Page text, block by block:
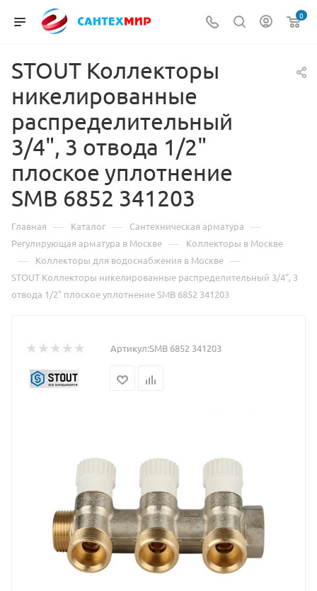
0
STOUT Коллекторы
никелированные
распределительный
3/4", 3 отвода 1/2"
плоское уплотнение
SMB 6852 341203
Главная — Каталог — Сантехническая арматура —
Регулирующая арматура в Москве — Коллекторы в Москве
— Коллекторы для водоснабжения в Москве —
STOUT Коллекторы никелированные распределительный 3/4", 3
отвода 1/2" плоское уплотнение SMB 6852 341203
Артикул:SMB 6852 341203